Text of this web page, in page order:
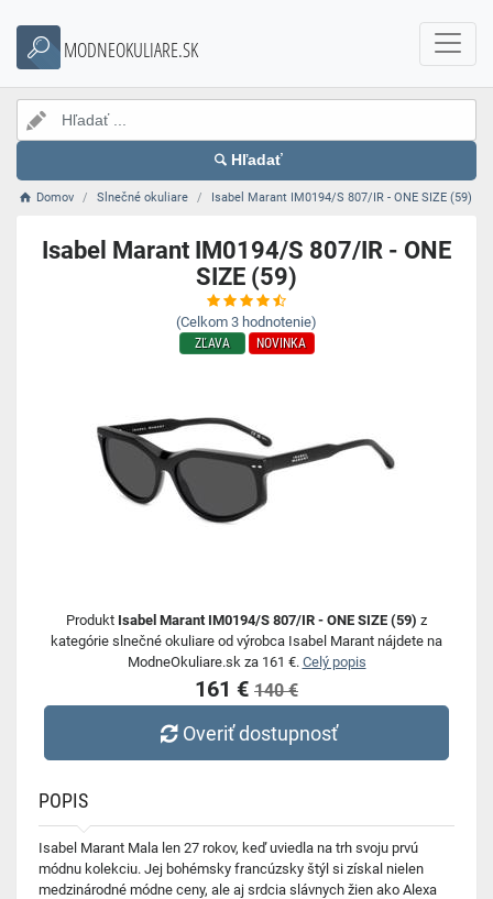
MODNEOKULIARE.SK
Hľadať
Domov Slnečné okuliare Isabel Marant IM0194/S 807/IR - ONE SIZE (59)
Isabel Marant IM0194/S 807/IR - ONE
SIZE (59)
(Celkom 3 hodnotenie)
ZĽAVA NOVINKA
Produkt Isabel Marant IM0194/S 807/IR - ONE SIZE (59) z
kategórie slnečné okuliare od výrobca Isabel Marant nájdete na
ModneOkuliare.sk za 161 €. Celý popis
161 € 140 €
Overiť dostupnosť
POPIS
Isabel Marant Mala len 27 rokov, keď uviedla na trh svoju prvú
módnu kolekciu. Jej bohémsky francúzsky štýl si získal nielen
medzinárodné módne ceny, ale aj srdcia slávnych žien ako Alexa